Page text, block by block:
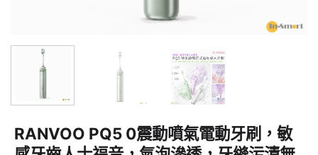
RANVOO PQ5 0震動噴氣電動牙刷，敏